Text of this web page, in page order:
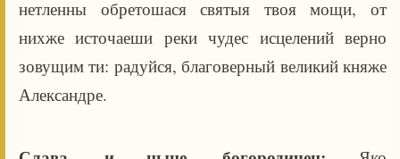
нетленны обретошася святыя твоя мощи, от
нихже источаеши реки чудес исцелений верно
зовущим ти: радуйся, благоверный великий княже
Александре.